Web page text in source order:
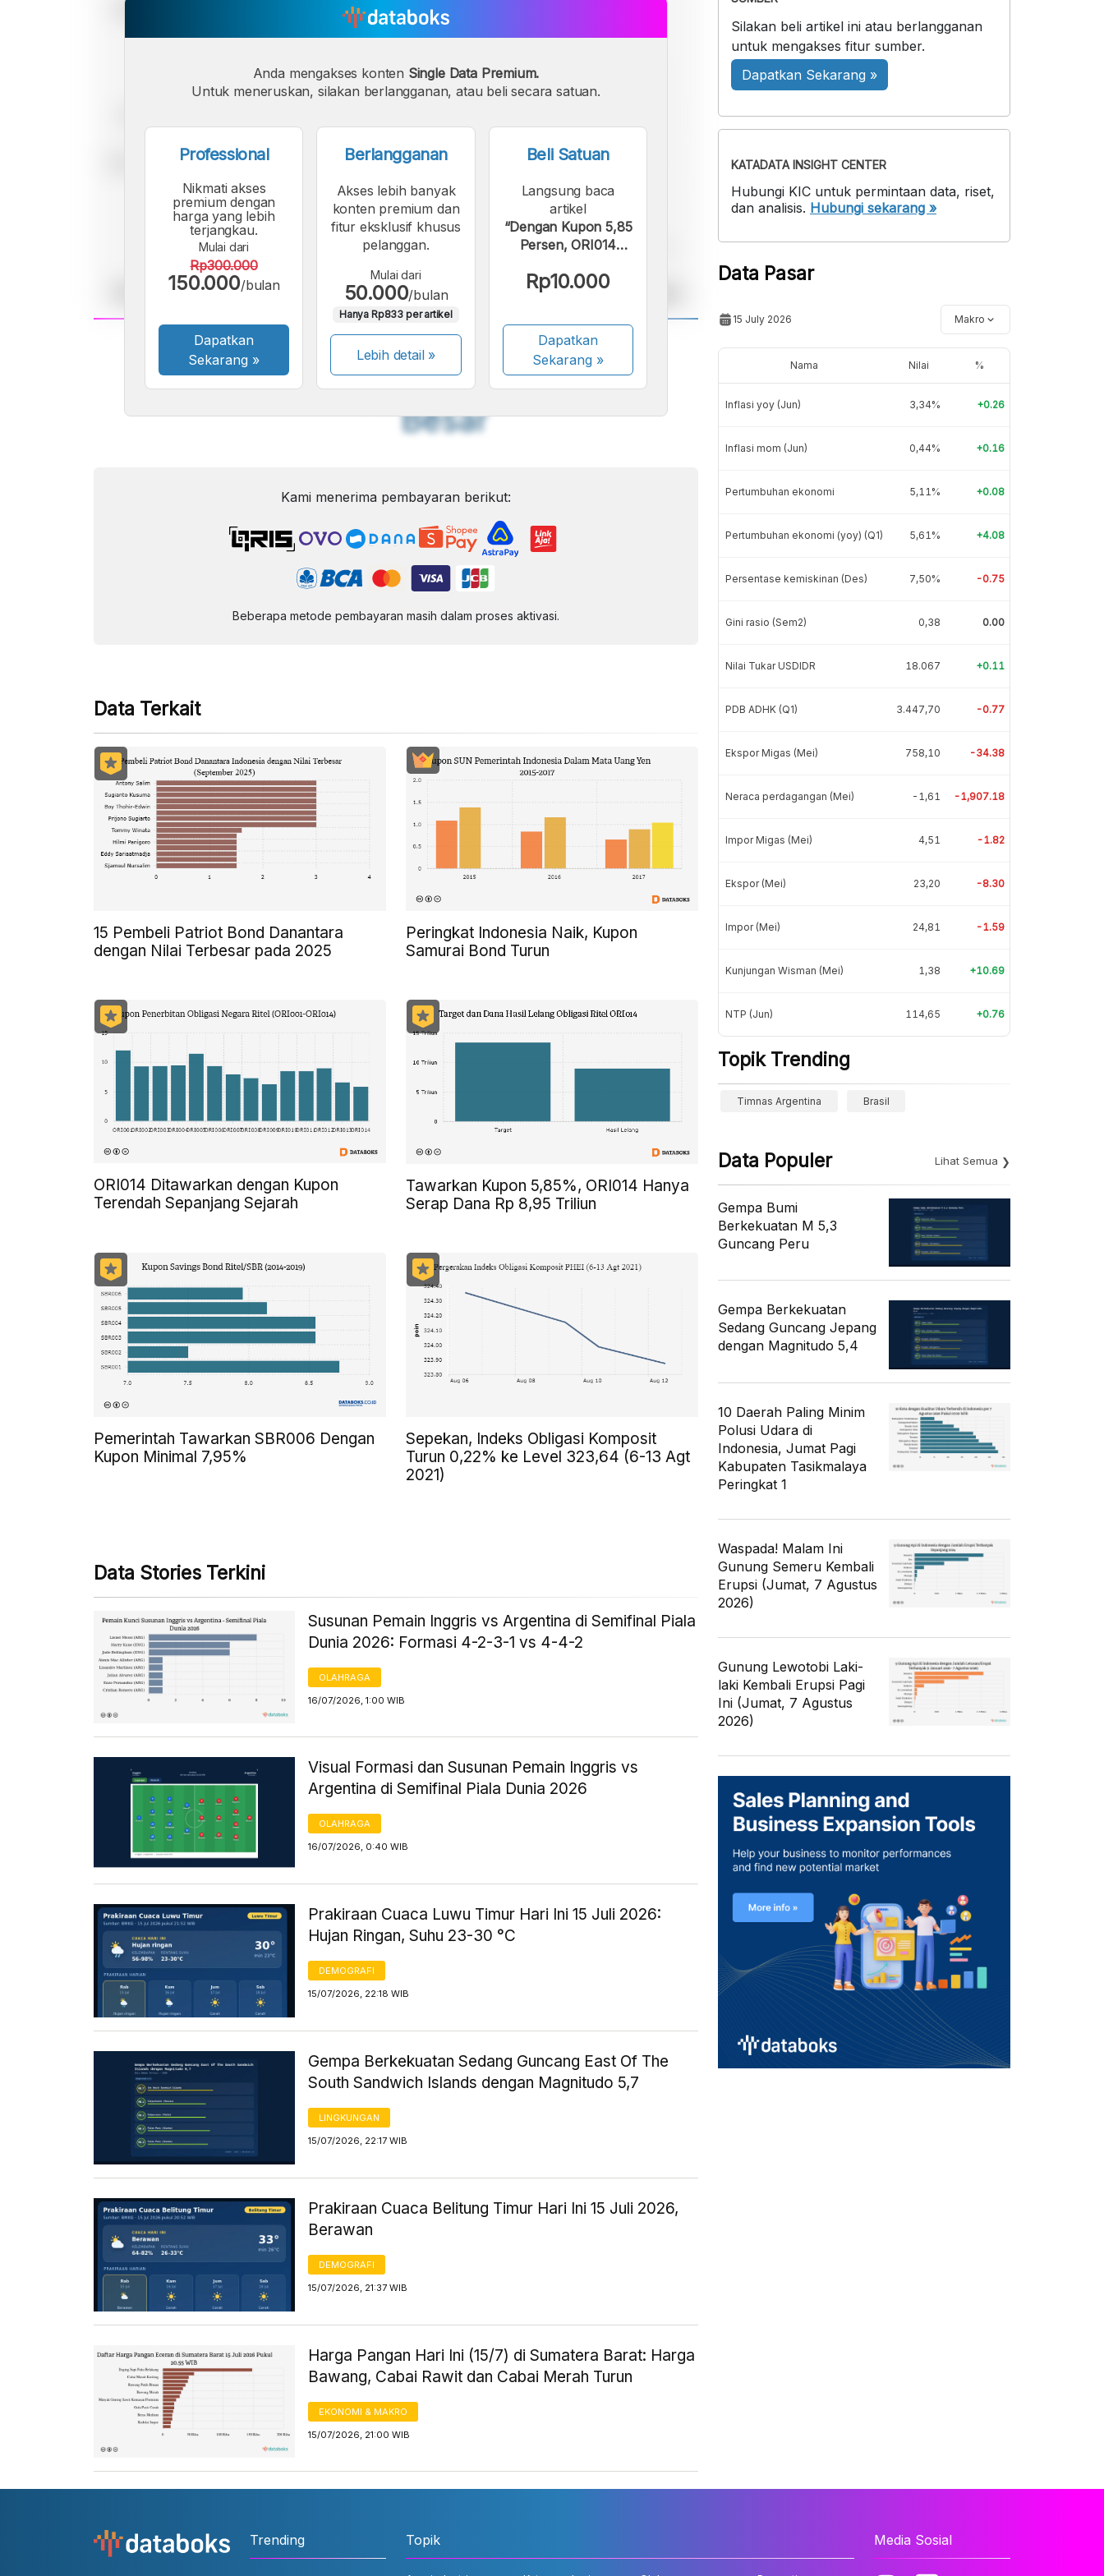
FontFontFont
Besar
Anda mengakses konten Single Data Premium.
Untuk meneruskan, silakan berlangganan, atau beli secara satuan.
Professional
Nikmati akses
premium dengan
harga yang lebih
terjangkau.
Mulai dari
Rp300.000
150.000/bulan
Dapatkan
Sekarang »
Berlangganan
Akses lebih banyak
konten premium dan
fitur eksklusif khusus
pelanggan.
Mulai dari
50.000/bulan
Hanya Rp833 per artikel
Lebih detail »
Beli Satuan
Langsung baca
artikel
“Dengan Kupon 5,85
Persen, ORI014
Investor?”.
Rp10.000
Dapatkan
Sekarang»
Kami menerima pembayaran berikut:
Beberapa metode pembayaran masih dalam proses aktivasi.
Data Terkait
15 Pembeli Patriot Bond Danantara
dengan Nilai Terbesar pada 2025
Peringkat Indonesia Naik, Kupon
Samurai Bond Turun
ORI014 Ditawarkan dengan Kupon
Terendah Sepanjang Sejarah
Tawarkan Kupon 5,85%, ORI014 Hanya
Serap Dana Rp 8,95 Triliun
Pemerintah Tawarkan SBR006 Dengan
Kupon Minimal 7,95%
Sepekan, Indeks Obligasi Komposit
Turun 0,22% ke Level 323,64 (6-13 Agt
2021)
Data Stories Terkini
Susunan Pemain Inggris vs Argentina di Semifinal Piala
Dunia 2026: Formasi 4-2-3-1 vs 4-4-2
OLAHRAGA
16/07/2026, 1:00 WIB
Visual Formasi dan Susunan Pemain Inggris vs
Argentina di Semifinal Piala Dunia 2026
OLAHRAGA
16/07/2026, 0:40 WIB
Prakiraan Cuaca Luwu Timur Hari Ini 15 Juli 2026:
Hujan Ringan, Suhu 23-30 °C
DEMOGRAFI
15/07/2026, 22:18 WIB
Gempa Berkekuatan Sedang Guncang East Of The
South Sandwich Islands dengan Magnitudo 5,7
LINGKUNGAN
15/07/2026, 22:17 WIB
Prakiraan Cuaca Belitung Timur Hari Ini 15 Juli 2026,
Berawan
DEMOGRAFI
15/07/2026, 21:37 WIB
Harga Pangan Hari Ini (15/7) di Sumatera Barat: Harga
Bawang, Cabai Rawit dan Cabai Merah Turun
EKONOMI & MAKRO
15/07/2026, 21:00 WIB
Silakan beli artikel ini atau berlangganan
untuk mengakses fitur sumber.
Dapatkan Sekarang »
KATADATA INSIGHT CENTER
Hubungi KIC untuk permintaan data, riset,
dan analisis. Hubungi sekarang »
Data Pasar
15 July 2026 Makro
Nama Nilai %
Inflasi yoy (Jun) 3,34% +0.26
Inflasi mom (Jun) 0,44% +0.16
Pertumbuhan ekonomi 5,11% +0.08
Pertumbuhan ekonomi (yoy) (Q1) 5,61% +4.08
Persentase kemiskinan (Des) 7,50% -0.75
Gini rasio (Sem2) 0,38 0.00
Nilai Tukar USDIDR 18.067 +0.11
PDB ADHK (Q1) 3.447,70 -0.77
Ekspor Migas (Mei) 758,10 -34.38
Neraca perdagangan (Mei) -1,61 -1,907.18
Impor Migas (Mei) 4,51 -1.82
Ekspor (Mei) 23,20 -8.30
Impor (Mei) 24,81 -1.59
Kunjungan Wisman (Mei) 1,38 +10.69
NTP (Jun) 114,65 +0.76
Topik Trending
Timnas Argentina Brasil
Data Populer Lihat Semua
Gempa Bumi
Berkekuatan M 5,3
Guncang Peru
Gempa Berkekuatan
Sedang Guncang Jepang
dengan Magnitudo 5,4
10 Daerah Paling Minim
Polusi Udara di
Indonesia, Jumat Pagi
Kabupaten Tasikmalaya
Peringkat 1
Waspada! Malam Ini
Gunung Semeru Kembali
Erupsi (Jumat, 7 Agustus
2026)
Gunung Lewotobi Laki-
laki Kembali Erupsi Pagi
Ini (Jumat, 7 Agustus
2026)
Trending Topik Media Sosial